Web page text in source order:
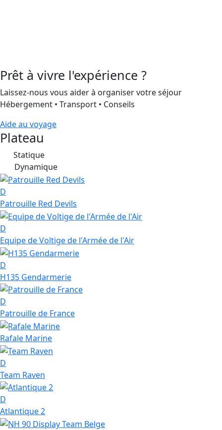
Prêt à vivre l'expérience ?
Laissez-nous vous aider à organiser votre séjour
Hébergement • Transport • Conseils
Aide au voyage
Plateau
Statique
Dynamique
D
Patrouille Red Devils
D
Equipe de Voltige de l'Armée de l'Air
D
H135 Gendarmerie
D
Patrouille de France
Rafale Marine
D
Team Raven
D
Atlantique 2